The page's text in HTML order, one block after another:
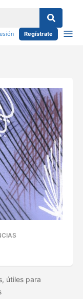
Regístrate
útiles para